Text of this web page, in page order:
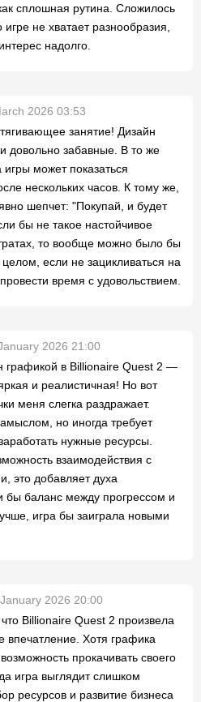
сплошная рутина. Сложилось
игре не хватает разнообразия,
надолго.
2026 03:53
занятие! Дизайн
довольно забавные. В то же
может показаться
нескольких часов. К тому же,
шепчет: "Покупай, и будет
бы не такое настойчивое
то вообще можно было бы
если не зацикливаться на
время с удовольствием.
2026 21:00
графикой в Billionaire Quest 2 —
и реалистичная! Но вот
меня слегка раздражает.
но иногда требует
нужные ресурсы.
взаимодействия с
это добавляет духа
бы баланс между прогрессом и
игра бы заиграла новыми
2026 20:00
Billionaire Quest 2 произвела
впечатление. Хотя графика
прокачивать своего
игра выглядит слишком
ресурсов и развитие бизнеса